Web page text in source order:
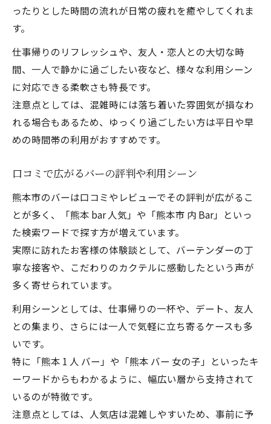
ったりとした時間の流れが日常の疲れを癒やしてくれま
す。
仕事帰りのリフレッシュや、友人・恋人との大切な時
間、一人で静かに過ごしたい夜など、様々な利用シーン
に対応できる柔軟さも特長です。
注意点としては、混雑時には落ち着いた雰囲気が損なわ
れる場合もあるため、ゆっくり過ごしたい方は平日や早
めの時間帯の利用がおすすめです。
口コミで広がるバーの評判や利用シーン
熊本市のバーは口コミやレビューでその評判が広がるこ
とが多く、「熊本 bar 人気」や「熊本市 内 Bar」といっ
た検索ワードで探す方が増えています。
実際に訪れたお客様の体験談として、バーテンダーの丁
寧な接客や、こだわりのカクテルに感動したという声が
多く寄せられています。
利用シーンとしては、仕事帰りの一杯や、デート、友人
との集まり、さらには一人で気軽に立ち寄るケースも多
いです。
特に「熊本 1 人 バー」や「熊本 バー 女の子」といったキ
ーワードからもわかるように、幅広い層から支持されて
いるのが特徴です。
注意点としては、人気店は混雑しやすいため、事前に予